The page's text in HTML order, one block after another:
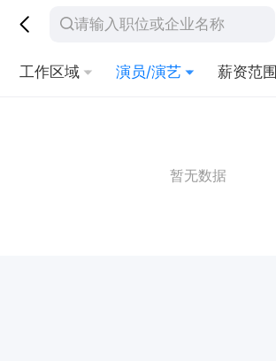
工作区域 演员/演艺 薪资范围
暂无数据